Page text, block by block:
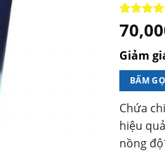
5.00 trên
dựa trên
1
Giảm
BẤM
Chứa
hiệu
nồng